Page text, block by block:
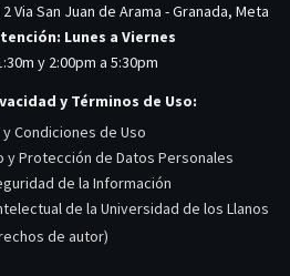
2 Via San Juan de Arama - Granada, Meta
Lunes a Viernes
y 2:00pm a 5:30pm
y Términos de Uso:
Condiciones de Uso
y Protección de Datos Personales
de la Información
de la Universidad de los Llanos
de autor)